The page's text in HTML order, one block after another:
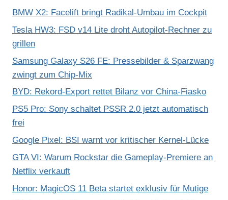
BMW X2: Facelift bringt Radikal-Umbau im Cockpit
Tesla HW3: FSD v14 Lite droht Autopilot-Rechner zu
grillen
Samsung Galaxy S26 FE: Pressebilder & Sparzwang
zwingt zum Chip-Mix
BYD: Rekord-Export rettet Bilanz vor China-Fiasko
PS5 Pro: Sony schaltet PSSR 2.0 jetzt automatisch
frei
Google Pixel: BSI warnt vor kritischer Kernel-Lücke
GTA VI: Warum Rockstar die Gameplay-Premiere an
Netflix verkauft
Honor: MagicOS 11 Beta startet exklusiv für Mutige